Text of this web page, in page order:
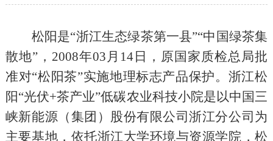
松阳是“浙江生态绿茶第一县”“中国绿茶集
散地”， 2008年03 月 14 日，原国家质检总局批
准对“松阳茶”实施地理标志产品保护。浙江松
阳“光伏+茶产业”低碳农业科技小院是以中国三
峡新能源（集团）股份有限公司浙江分公司为
主要基地，依托浙江大学环境与资源学院，松